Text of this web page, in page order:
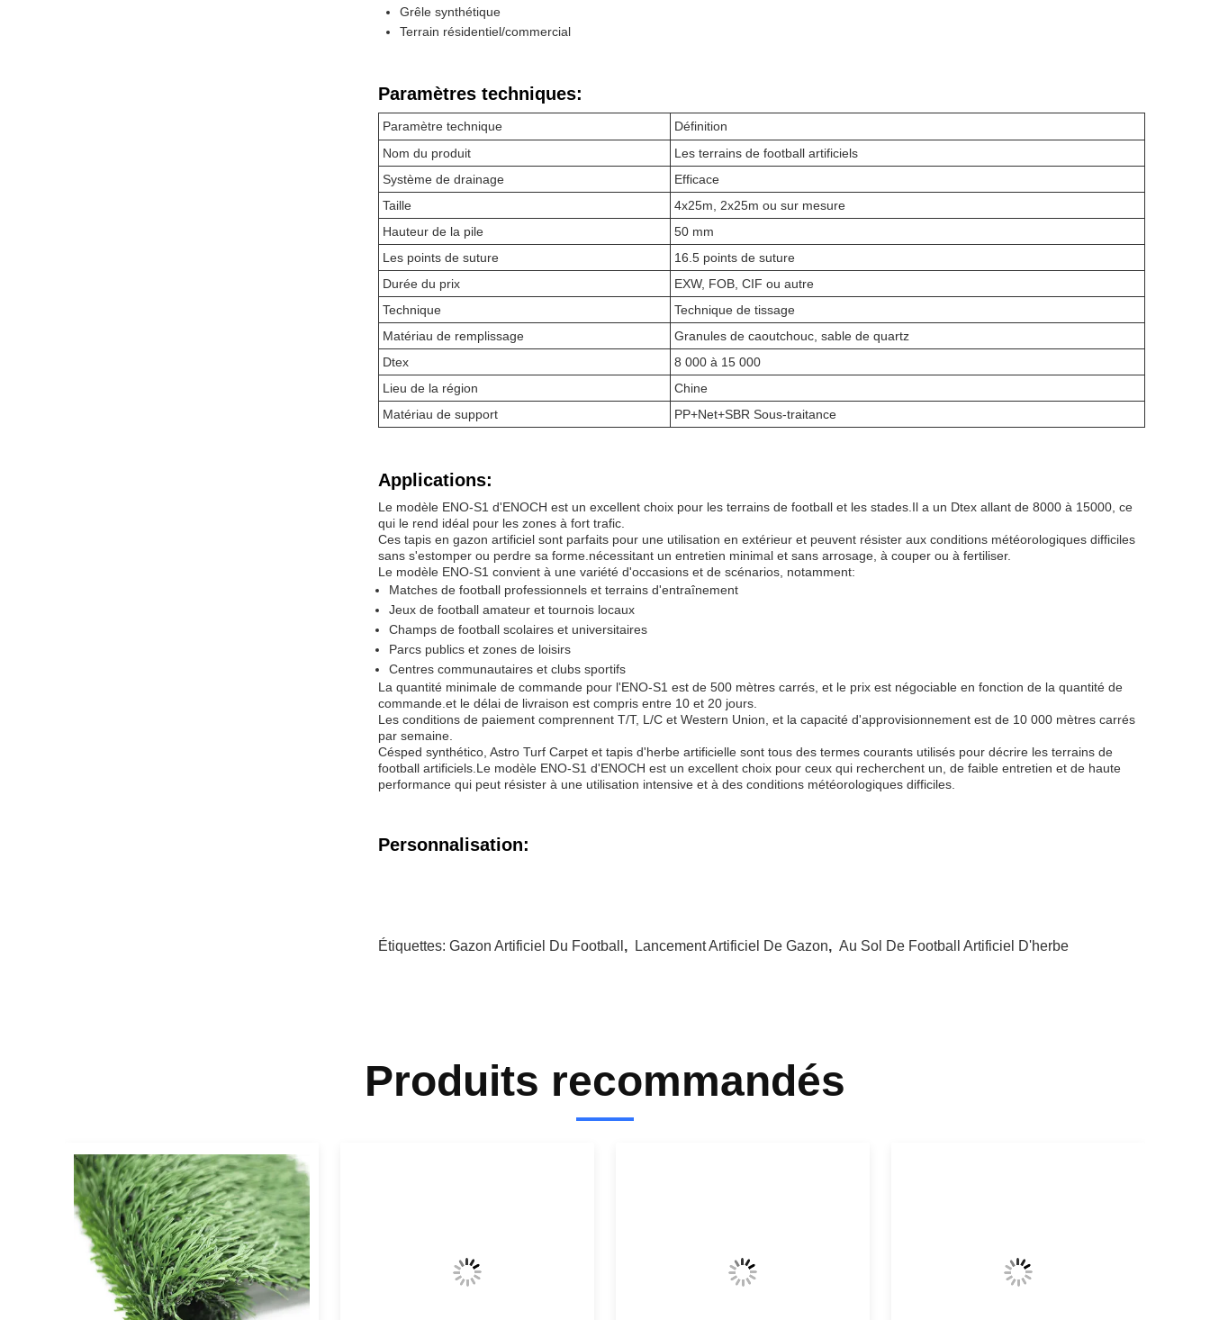
Grêle synthétique
Terrain résidentiel/commercial
Paramètres techniques:
Paramètre technique
Définition
Nom du produit
Les terrains de football artificiels
Système de drainage
Efficace
Taille
4x25m, 2x25m ou sur mesure
Hauteur de la pile
50 mm
Les points de suture
16.5 points de suture
Durée du prix
EXW, FOB, CIF ou autre
Technique
Technique de tissage
Matériau de remplissage
Granules de caoutchouc, sable de quartz
Dtex
8 000 à 15 000
Lieu de la région
Chine
Matériau de support
PP+Net+SBR Sous-traitance
Applications:
Le modèle ENO-S1 d'ENOCH est un excellent choix pour les terrains de football et les stades.Il a un Dtex allant de 8000 à 15000, ce
qui le rend idéal pour les zones à fort trafic.
Ces tapis en gazon artificiel sont parfaits pour une utilisation en extérieur et peuvent résister aux conditions météorologiques difficiles
sans s'estomper ou perdre sa forme.nécessitant un entretien minimal et sans arrosage, à couper ou à fertiliser.
Le modèle ENO-S1 convient à une variété d'occasions et de scénarios, notamment:
Matches de football professionnels et terrains d'entraînement
Jeux de football amateur et tournois locaux
Champs de football scolaires et universitaires
Parcs publics et zones de loisirs
Centres communautaires et clubs sportifs
La quantité minimale de commande pour l'ENO-S1 est de 500 mètres carrés, et le prix est négociable en fonction de la quantité de
commande.et le délai de livraison est compris entre 10 et 20 jours.
Les conditions de paiement comprennent T/T, L/C et Western Union, et la capacité d'approvisionnement est de 10 000 mètres carrés
par semaine.
Césped synthético, Astro Turf Carpet et tapis d'herbe artificielle sont tous des termes courants utilisés pour décrire les terrains de
football artificiels.Le modèle ENO-S1 d'ENOCH est un excellent choix pour ceux qui recherchent un, de faible entretien et de haute
performance qui peut résister à une utilisation intensive et à des conditions météorologiques difficiles.
Personnalisation:
Étiquettes: Gazon Artificiel Du Football , Lancement Artificiel De Gazon, Au Sol De Football Artificiel D'herbe
Produits recommandés